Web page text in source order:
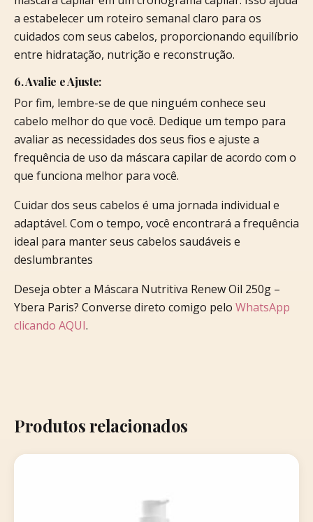
a estabelecer um roteiro semanal claro para os
cuidados com seus cabelos, proporcionando equilíbrio
entre hidratação, nutrição e reconstrução.
6. Avalie e Ajuste:
Por fim, lembre-se de que ninguém conhece seu
cabelo melhor do que você. Dedique um tempo para
avaliar as necessidades dos seus fios e ajuste a
frequência de uso da máscara capilar de acordo com o
que funciona melhor para você.
Cuidar dos seus cabelos é uma jornada individual e
adaptável. Com o tempo, você encontrará a frequência
ideal para manter seus cabelos saudáveis e
deslumbrantes
Deseja obter a Máscara Nutritiva Renew Oil 250g –
Ybera Paris? Converse direto comigo pelo WhatsApp
clicando AQUI.
Produtos relacionados